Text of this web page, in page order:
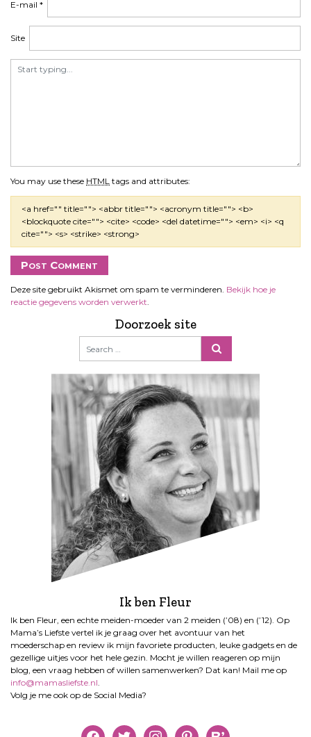
e
You may use these HTML tags and attributes:
<a href="" title=""> <abbr title=""> <acronym title=""> <b>
<blockquote cite=""> <cite> <code> <del datetime=""> <em> <i> <q
cite=""> <s> <strike> <strong>
E-mail *
Site
Deze site gebruikt Akismet om spam te verminderen. Bekijk hoe je
reactie gegevens worden verwerkt.
Doorzoek site
Ik ben Fleur
Ik ben Fleur, een echte meiden-moeder van 2 meiden (’08) en (’12). Op
Mama’s Liefste vertel ik je graag over het avontuur van het
moederschap en review ik mijn favoriete producten, leuke gadgets en de
gezellige uitjes voor het hele gezin. Mocht je willen reageren op mijn
blog, een vraag hebben of willen samenwerken? Dat kan! Mail me op
info@mamasliefste.nl.
Volg je me ook op de Social Media?
facebooktwitter instagrampinterestbloglovin